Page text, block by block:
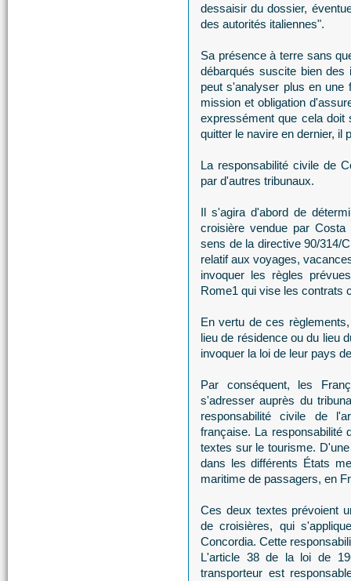
dessaisir du dossier,
des autorités italiennes".
Sa présence à terre sans
débarqués suscite bien des
peut s'analyser plus en une
mission et obligation
expressément que cela
quitter le navire en dernier, il
La responsabilité civile de
par d'autres tribunaux.
Il s'agira d'abord de
croisière vendue par
sens de la directive 90/314/
relatif aux voyages,
invoquer les règles
Rome1 qui vise les contrats
En vertu de ces
lieu de résidence ou du lieu
invoquer la loi de leur pays
Par conséquent, les
s'adresser auprès du
responsabilité civile de
française. La responsabilité
textes sur le tourisme.
dans les différents États
maritime de passagers, en
Ces deux textes pré­voient
de croisières, qui
Concordia. Cette
L'article 38 de la loi de
transporteur est